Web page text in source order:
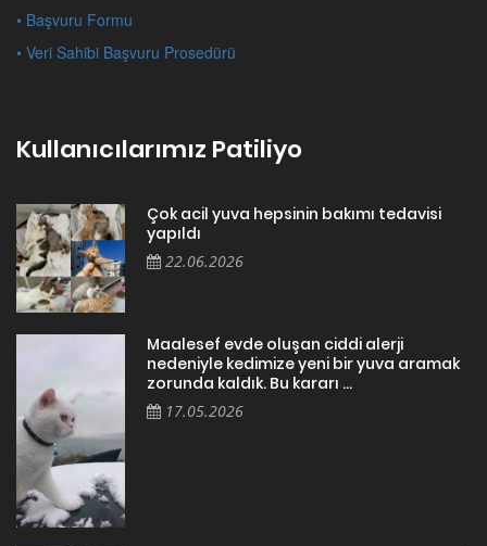
• Başvuru Formu
• Veri Sahibi Başvuru Prosedürü
Kullanıcılarımız Patiliyo
Çok acil yuva hepsinin bakımı tedavisi
yapıldı
22.06.2026
Maalesef evde oluşan ciddi alerji
nedeniyle kedimize yeni bir yuva aramak
zorunda kaldık. Bu kararı ...
17.05.2026